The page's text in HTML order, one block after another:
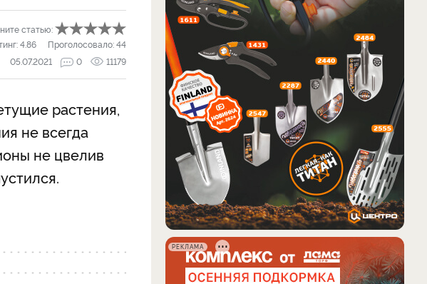
статью:
4.86 Проголосовало:44
05.07.2021
0 11179
растения,
не всегда
не цвелив
РЕКЛАМА